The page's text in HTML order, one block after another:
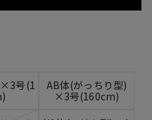
号(1
AB体(がっちり型)
×3号(160cm)